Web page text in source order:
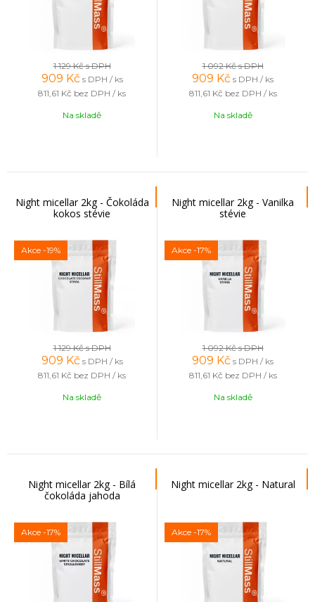
1 129 Kčs DPH
909 Kč s DPH / ks
811,61 Kč bez DPH / ks
Na skladě
1 092 Kčs DPH
909 Kč s DPH / ks
811,61 Kč bez DPH / ks
Na skladě
Night micellar 2kg - Čokoláda
kokos stévie
Akce -19%
1 129 Kčs DPH
909 Kč s DPH / ks
811,61 Kč bez DPH / ks
Na skladě
Night micellar 2kg - Vanilka
stévie
Akce -17%
1 092 Kčs DPH
909 Kč s DPH / ks
811,61 Kč bez DPH / ks
Na skladě
Night micellar 2kg - Bílá
čokoláda jahoda
Akce -17%
Night micellar 2kg - Natural
Akce -17%